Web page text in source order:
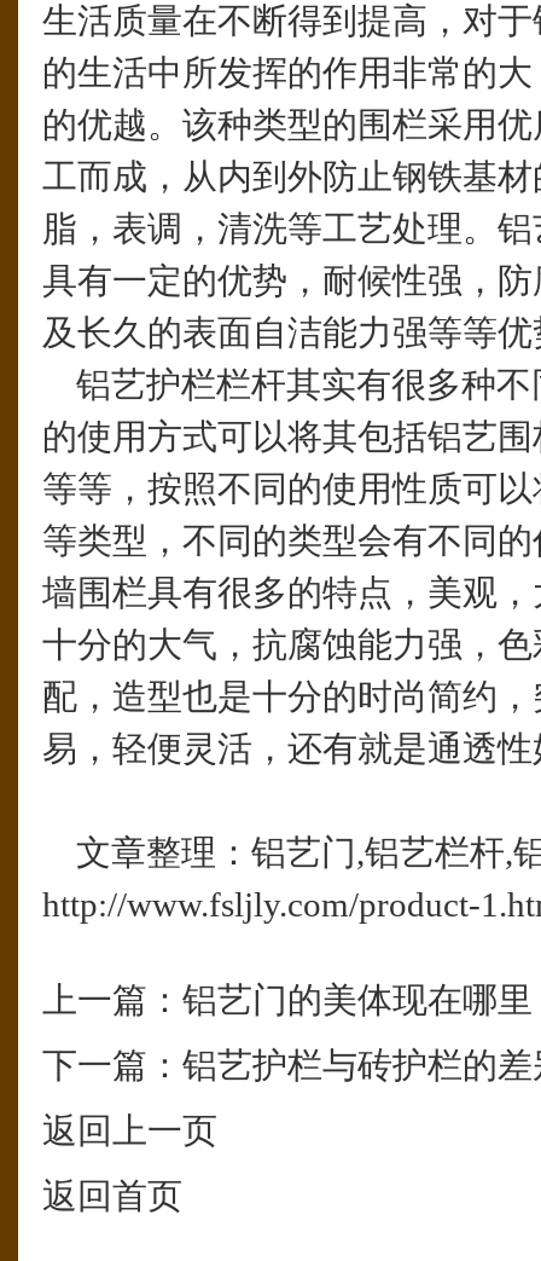
生活质量在不断得到提高，对
的生活中所发挥的作用非常的
的优越。该种类型的围栏采用
工而成，从内到外防止钢铁基
脂，表调，清洗等工艺处理。
具有一定的优势，耐候性强，
及长久的表面自洁能力强等等
铝艺护栏栏杆其实有很多种不
的使用方式可以将其包括铝艺
等等，按照不同的使用性质可
等类型，不同的类型会有不同
墙围栏具有很多的特点，美观
十分的大气，抗腐蚀能力强，
配，造型也是十分的时尚简约
易，轻便灵活，还有就是通透性
文章整理：铝艺门,铝艺栏杆,
http://www.fsljly.com/product-
上一篇： 铝艺门的美体现在哪里
下一篇： 铝艺护栏与砖护栏的
返回上一页
返回首页